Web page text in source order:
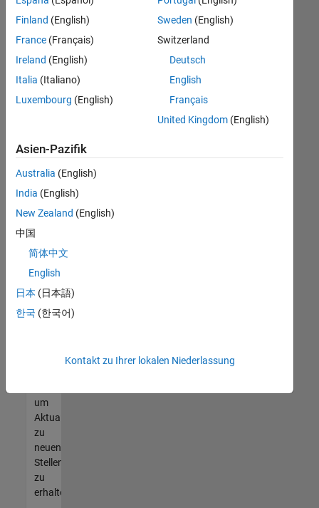
Suchkriterien
weiter
fassen
oder
alle
Stellenangebote
anzeigen .
noch
keine
offenen
Stellen
können,
die
Ihren
entsprechen,
werden
unseres
um
Aktualisierungen
zu
neuen
Stellenangeboten
zu
erhalten.
Finland (English)
France (Français)
Ireland (English)
Italia (Italiano)
Luxembourg (English)
Sweden (English)
Switzerland
Deutsch
English
Français
United Kingdom(English)
Asien-Pazifik
Australia (English)
India (English)
New Zealand (English)
中国
简体中文
English
日本 (日本語)
한국 (한국어)
Kontakt zu Ihrer lokalen Niederlassung